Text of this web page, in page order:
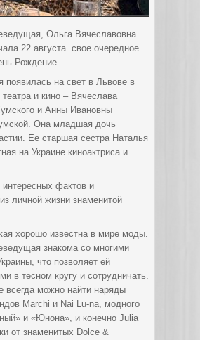
Ольга Вячеславовна
22 августа свое очередное
Рождение.
появилась на свет в Львове в
и кино – Вячеслава
и Анны Ивановны
Она младшая дочь
Ее старшая сестра Наталья
на Украине киноактриса и
интересных фактов и
личной жизни знаменитой
хорошо известна в мире моды.
знакома со многими
что позволяет ей
в тесном кругу и сотрудничать.
всегда можно найти наряды
Marchi и Nai Lu-na, модного
и «Юнона», и конечно Julia
от знаменитых Dolce &